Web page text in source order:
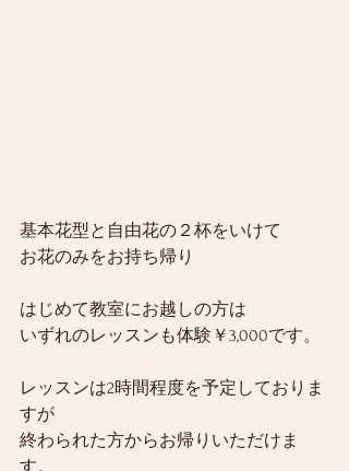
基本花型と自由花の２杯をいけて
お花のみをお持ち帰り
はじめて教室にお越しの方は
いずれのレッスンも体験￥3,000です。
レッスンは2時間程度を予定しておりま
すが
終わられた方からお帰りいただけま
す。